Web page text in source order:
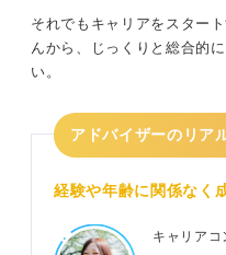
それでもキャリアをスター
んから、じっくりと総合的
い。
アドバイザーのリア
経験や年齢に関係なく
キャリアコ